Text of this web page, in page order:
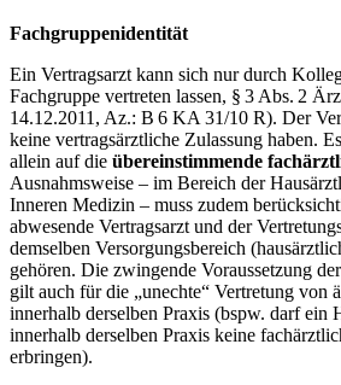
Fachgruppenidentität
Ein Vertragsarzt kann sich nur durch
Fachgruppe vertreten lassen, § 3 Abs. 2
14.12.2011, Az.: B 6 KA 31/10 R). Der
keine vertragsärztliche Zulassung haben.
allein auf die übereinstimmende
Ausnahmsweise – im Bereich der
Inneren Medizin – muss zudem
abwesende Vertragsarzt und der
demselben Versorgungsbereich
gehören. Die zwingende Voraussetzung
gilt auch für die „unechte“ Vertretung von
innerhalb derselben Praxis (bspw. darf ein
innerhalb derselben Praxis keine
erbringen).